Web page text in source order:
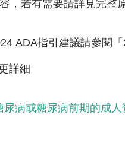
，若有需要請詳見完整
ADA指引建議請參閱
詳細
尿病或糖尿病前期的成